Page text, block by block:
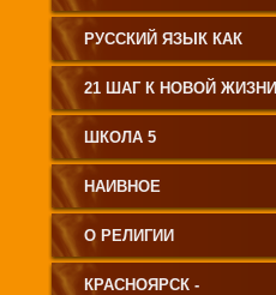
НОВОГО ТИПА
ВЕНЕЦ ЧЕЛОВЕЧЕСТВА
РУССКИЙ ЯЗЫК КАК
ЧАСТЬ МАТРИЦЫ
ТВОРЕНИЯ
21 ШАГ К НОВОЙ ЖИЗНИ
ШКОЛА 5
НАИВНОЕ
СВЕТОПРЕДСТАВЛЕНИЕ
О РЕЛИГИИ
КРАСНОЯРСК -